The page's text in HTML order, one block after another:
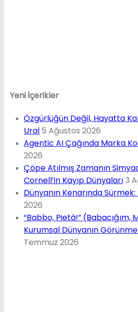
Yeni İçerikler
Özgürlüğün Değil, Hayatta
Ural 5 Ağustos 2026
Agentic AI Çağında Marka
2026
Çöpe Atılmış Zamanın
Cornell’in Kayıp Dünyaları3
Dünyanın Kenarında Sürmek:
2026
“Babbo, Pietà!” (Babacığım,
Kurumsal Dünyanın
Temmuz 2026